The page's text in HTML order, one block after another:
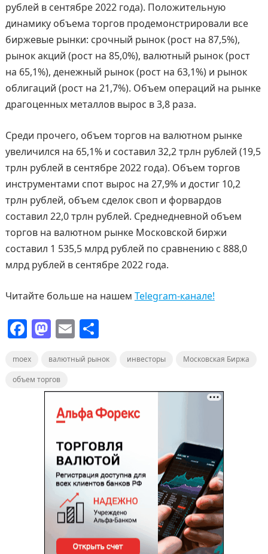
рублей в сентябре 2022 года). Положительную
динамику объема торгов продемонстрировали все
биржевые рынки: срочный рынок (рост на 87,5%),
рынок акций (рост на 85,0%), валютный рынок (рост
на 65,1%), денежный рынок (рост на 63,1%) и рынок
облигаций (рост на 21,7%). Объем операций на рынке
драгоценных металлов вырос в 3,8 раза.
Среди прочего, объем торгов на валютном рынке
увеличился на 65,1% и составил 32,2 трлн рублей (19,5
трлн рублей в сентябре 2022 года). Объем торгов
инструментами спот вырос на 27,9% и достиг 10,2
трлн рублей, объем сделок своп и форвардов
составил 22,0 трлн рублей. Среднедневной объем
торгов на валютном рынке Московской биржи
составил 1 535,5 млрд рублей по сравнению с 888,0
млрд рублей в сентябре 2022 года.
Читайте больше на нашем Telegram-канале!
F
c
e
M
st
o
d
o
n
E
ai
l
О
п
р
а
в
и
т
ь
moex валютный рынок инвесторы
Московская Биржа
объем торгов